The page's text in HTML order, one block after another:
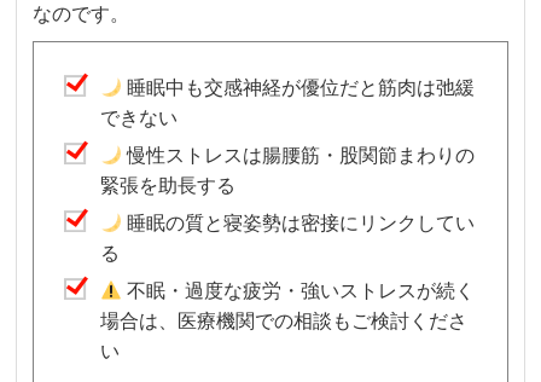
なのです。
睡眠中も交感神経が優位だと筋肉は弛緩
できない
慢性ストレスは腸腰筋・股関節まわりの
緊張を助長する
睡眠の質と寝姿勢は密接にリンクしてい
る
不眠・過度な疲労・強いストレスが続く
場合は、医療機関での相談もご検討くださ
い